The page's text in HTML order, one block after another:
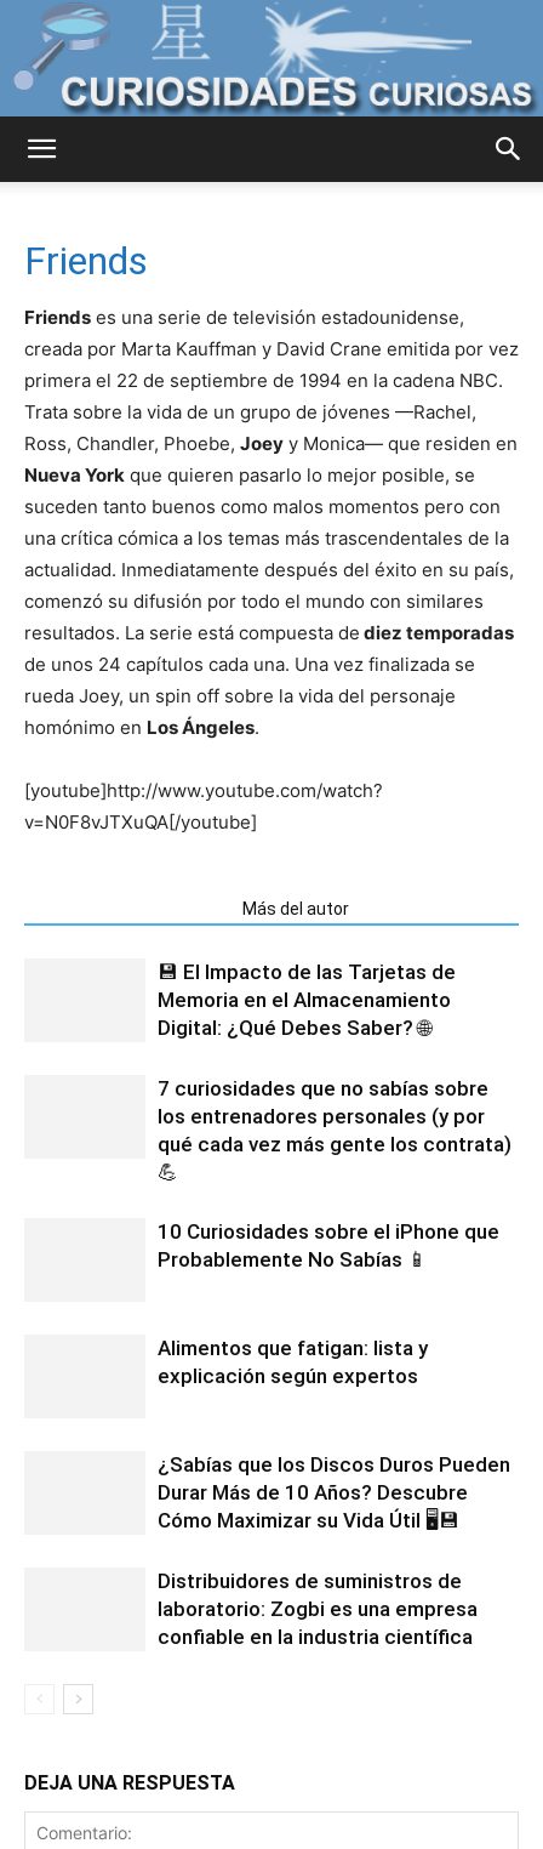
del
Mundo
Friends
Friends es una serie de televisión estadounidense,
creada por Marta Kauffman y David Crane emitida por vez
primera el 22 de septiembre de 1994 en la cadena NBC.
Trata sobre la vida de un grupo de jóvenes —Rachel,
Ross, Chandler, Phoebe, Joey y Monica— que residen en
Nueva York que quieren pasarlo lo mejor posible, se
suceden tanto buenos como malos momentos pero con
una crítica cómica a los temas más trascendentales de la
actualidad. Inmediatamente después del éxito en su país,
comenzó su difusión por todo el mundo con similares
resultados. La serie está compuesta de diez temporadas
de unos 24 capítulos cada una. Una vez finalizada se
rueda Joey, un spin off sobre la vida del personaje
homónimo en Los Ángeles.
[youtube]http://www.youtube.com/watch?
v=N0F8vJTXuQA[/youtube]
Más del autor
💾 El Impacto de las Tarjetas de
Memoria en el Almacenamiento
Digital: ¿Qué Debes Saber? 🌐
7 curiosidades que no sabías sobre
los entrenadores personales (y por
qué cada vez más gente los contrata)
💪
10 Curiosidades sobre el iPhone que
Probablemente No Sabías 📱
Alimentos que fatigan: lista y
explicación según expertos
¿Sabías que los Discos Duros Pueden
Durar Más de 10 Años? Descubre
Cómo Maximizar su Vida Útil 🖥️💾
Distribuidores de suministros de
laboratorio: Zogbi es una empresa
confiable en la industria científica
DEJA UNA RESPUESTA